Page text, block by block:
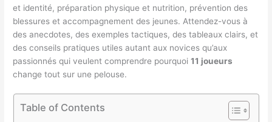
et identité, préparation physique et nutrition, prévention des
blessures et accompagnement des jeunes. Attendez-vous à
des anecdotes, des exemples tactiques, des tableaux clairs, et
des conseils pratiques utiles autant aux novices qu’aux
passionnés qui veulent comprendre pourquoi11 joueurs
change tout sur une pelouse.
Table of Contents